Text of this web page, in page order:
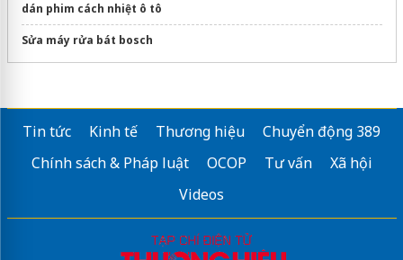
dán phim cách nhiệt ô tô
Sửa máy rửa bát bosch
Tin tức Kinh tế Thương hiệu
Chuyển động 389
Chính sách & Pháp luật
OCOP Tư vấn
Xã hội
Videos